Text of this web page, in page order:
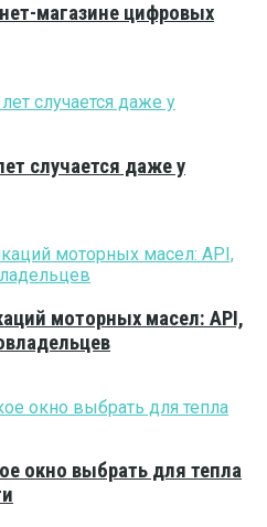
магазине цифровых
случается даже у
моторных масел: API,
окно выбрать для тепла